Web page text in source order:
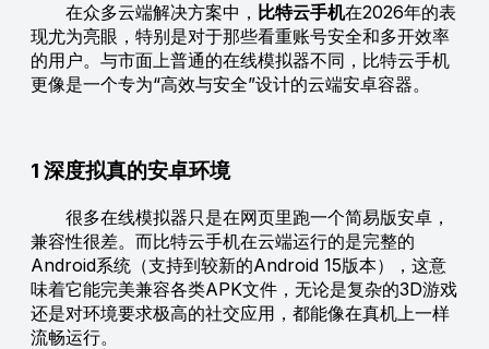
在众多云端解决方案中， 比特云手机在2026年的表
现尤为亮眼，特别是对于那些看重账号安全和多开效率
的用户。与市面上普通的在线模拟器不同，比特云手机
更像是一个专为“高效与安全”设计的云端安卓容器。
1 深度拟真的安卓环境
很多在线模拟器只是在网页里跑一个简易版安卓，
兼容性很差。而比特云手机在云端运行的是完整的
Android系统（支持到较新的Android 15版本），这意
味着它能完美兼容各类APK文件，无论是复杂的3D游戏
还是对环境要求极高的社交应用，都能像在真机上一样
流畅运行。